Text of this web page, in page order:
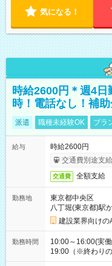
気になる！
時給2600円＊週4
時！電話なし！補
派遣 職種未経験OK ブラ
給与
時給2600円
交通費別途支
交通費 全額支給
勤務地
東京都中央区
八丁堀(東京都)駅
建設業界向けの
勤務時間
10:00～16:00(実
19:00（※終わり